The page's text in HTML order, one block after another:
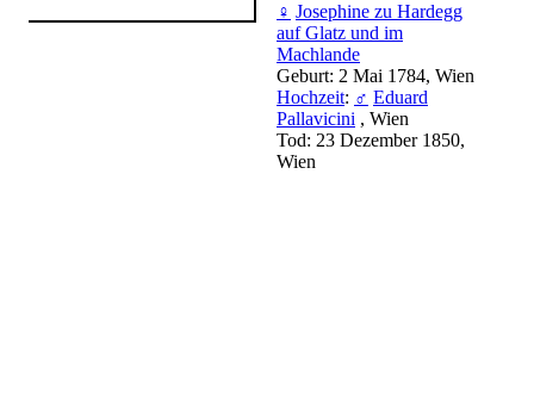
♀ Josephine zu Hardegg
auf Glatz und im
Machlande
Geburt: 2 Mai 1784, Wien
Hochzeit: ♂ Eduard
Pallavicini , Wien
Tod: 23 Dezember 1850,
Wien